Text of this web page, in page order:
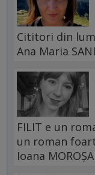
Cititori din
Ana Maria
FILIT e un
un roman
Ioana